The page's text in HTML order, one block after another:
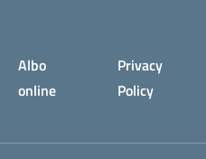
Albo
online
Privacy
Policy